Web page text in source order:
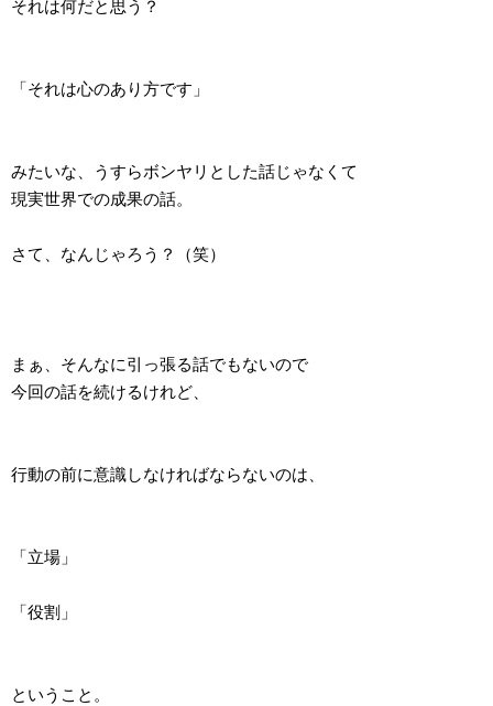
それは何だと思う？
「それは心のあり方です」
みたいな、うすらボンヤリとした話じゃなくて
現実世界での成果の話。
さて、なんじゃろう？（笑）
まぁ、そんなに引っ張る話でもないので
今回の話を続けるけれど、
行動の前に意識しなければならないのは、
「立場」
「役割」
ということ。